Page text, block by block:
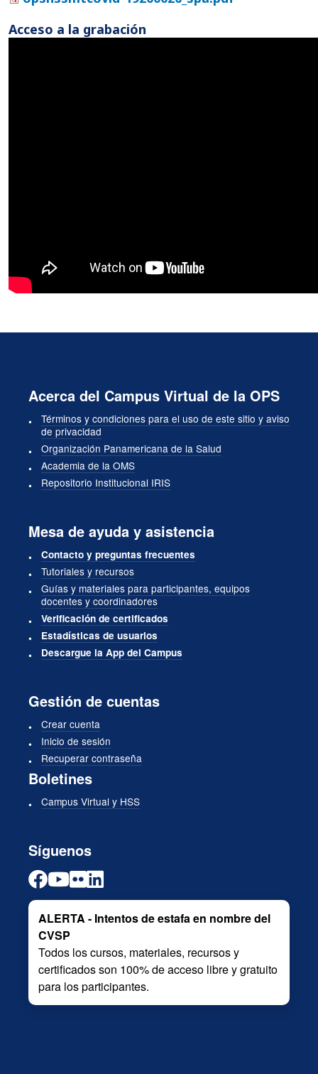
Acceso a la grabación
Acerca del Campus Virtual de la OPS
Términos y condiciones para el uso de este sitio y aviso
de privacidad
Organización Panamericana de la Salud
Academia de la OMS
Repositorio Institucional IRIS
Mesa de ayuda y asistencia
Contacto y preguntas frecuentes
Tutoriales y recursos
Guías y materiales para participantes, equipos
docentes y coordinadores
Verificación de certificados
Estadísticas de usuarios
Descargue la App del Campus
Gestión de cuentas
Crear cuenta
Inicio de sesión
Recuperar contraseña
Boletines
Campus Virtual y HSS
Síguenos
ALERTA - Intentos de estafa en nombre del
CVSP
Todos los cursos, materiales, recursos y
certificados son 100% de acceso libre y gratuito
para los participantes.